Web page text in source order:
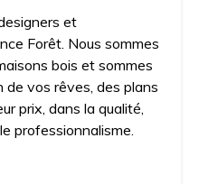
et
Forêt. Nous sommes
bois et sommes
de vos rêves, des plans
prix, dans la qualité,
professionnalisme.